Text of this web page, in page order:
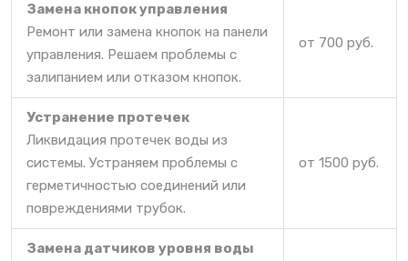
Замена кнопок управления
Ремонт или замена кнопок на панели
управления. Решаем проблемы с
залипанием или отказом кнопок.
от 700 руб.
Устранение протечек
Ликвидация протечек воды из
системы. Устраняем проблемы с
герметичностью соединений или
повреждениями трубок.
от 1500 руб.
Замена датчиков уровня воды